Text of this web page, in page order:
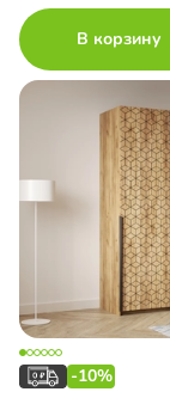
В корзину
-10%